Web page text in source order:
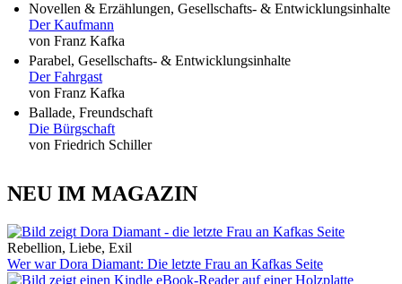
Novellen & Erzählungen, Gesellschafts- & Entwicklungsinhalte
Der Kaufmann
von Franz Kafka
Parabel, Gesellschafts- & Entwicklungsinhalte
Der Fahrgast
von Franz Kafka
Ballade, Freundschaft
Die Bürgschaft
von Friedrich Schiller
NEU IM MAGAZIN
Rebellion, Liebe, Exil
Wer war Dora Diamant: Die letzte Frau an Kafkas Seite